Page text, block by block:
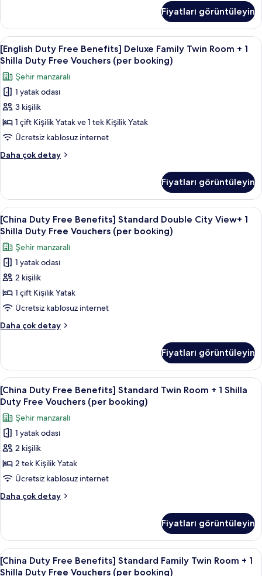
Free
Vouchers
(per
booking)
için
tüm
fotoğrafları
görün
Deluxe
Twin
Room
+
Shilla
Duty
Free
Vouchers
(per
hakkında
daha
fazla
Fiyatları görüntüleyin
[English
Duty
Free
Benefits]
Deluxe
Family
Twin
Room
+
1
Duty
Free
Vouchers
(per
booking)
için
tüm
fotoğrafları
görün
Kaliteli yatak takımı, kuştüyü yorgan,
6
[English Duty Free Benefits] Deluxe Family Twin Room + 1
Shilla Duty Free Vouchers (per booking)
Şehir manzaralı
1 yatak odası
3 kişilik
1 çift Kişilik Yatak ve 1 tek Kişilik Yatak
Ücretsiz kablosuz internet
Daha çok detay
[English
Deluxe
Family
Twin
Room
Shilla
Duty
Free
Vouchers
booking)
hakkında
daha
Fiyatları görüntüleyin
[China
Duty
Free
Benefits]
Standard
Double
City
View+
1
Shilla
Free
Vouchers
(per
booking)
için
tüm
fotoğrafları
görün
Kaliteli yatak takımı, kuştüyü yorgan,
6
[China Duty Free Benefits] Standard Double City View+ 1
Shilla Duty Free Vouchers (per booking)
Şehir manzaralı
1 yatak odası
2 kişilik
1 çift Kişilik Yatak
Ücretsiz kablosuz internet
Daha çok detay
[China
Standard
Double
City
View+
Shilla
Duty
Free
Vouchers
(per
hakkında
daha
fazla
Fiyatları görüntüleyin
[China
Duty
Free
Benefits]
Standard
Twin
Room
+
1
Shilla
Free
Vouchers
(per
booking)
Kaliteli yatak takımı, kuştüyü yorgan,
6
[China Duty Free Benefits] Standard Twin Room + 1 Shilla
Duty Free Vouchers (per booking)
Şehir manzaralı
1 yatak odası
2 kişilik
2 tek Kişilik Yatak
Ücretsiz kablosuz internet
Daha çok detay
[China
Standard
Twin
Room
+
Fiyatları görüntüleyin
[China
Duty
Kaliteli yatak takımı, kuştüyü yorgan,
6
[China Duty Free Benefits] Standard Family Twin Room + 1
Shilla Duty Free Vouchers (per booking)